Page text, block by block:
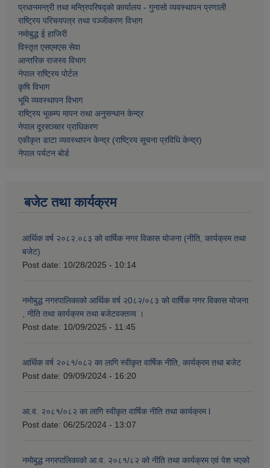
प्रधानमन्त्री तथा मन्त्रिपरिषद्को कार्यालय - गुनासो व्यवस्थापन प्रणाली
राष्ट्रिय परिचयपत्र तथा पञ्जीकरण विभाग
नमाेबुद्ध ई हाजिरी
विस्तृत एसएमएस सेवा
आन्तरिक राजस्व विभाग
नेपाल राष्ट्रिय पोर्टल
कृषि विभाग
भूमि व्यवस्थापन विभाग
राष्ट्रिय भूकम्प मापन तथा अनुसन्धान केन्द्र
नेपाल दूरसञ्चार प्राधिकरण
एकीकृत डाटा व्यवस्थापन केन्द्र (राष्ट्रिय सूचना प्रविधि केन्द्र)
नेपाल पर्यटन बोर्ड
बजेट तथा कार्यक्रम
आर्थिक वर्ष २०८२.०८३ को वार्षिक नगर विकास योजना (नीति, कार्यक्रम तथा
बजेट)
Post date: 10/28/2025 - 10:14
नमोबुद्ध नगरपालिकाको आर्थिक वर्ष २0८२/०८३ को वार्षिक नगर विकास योजना
, नीति तथा कार्यक्रम तथा बजेटवक्तव्य ।
Post date: 10/09/2025 - 11:45
आर्थिक वर्ष २०८१/०८२ का लागि स्वीकृत वार्षिक नीति, कार्यक्रम तथा बजेट
Post date: 09/09/2024 - 16:20
आ.व. २०८१/०८२ का लागि स्वीकृत वार्षिक नीति तथा कार्यक्रम l
Post date: 06/25/2024 - 13:07
नमोबुद्ध नगरपालिकाको आ‍.व. २०८१/८२ को नीति तथा कार्यक्रम एवं पेश भएको